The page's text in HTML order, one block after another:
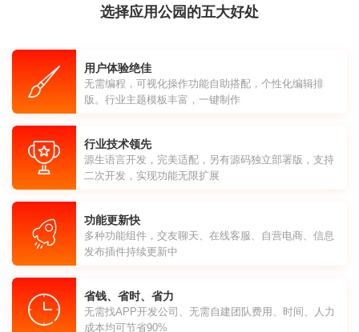
选择应用公园的五大好处
用户体验绝佳
无需编程，可视化操作功能自助搭配，个性化编辑排
版。行业主题模板丰富，一键制作
行业技术领先
源生语言开发，完美适配，另有源码独立部署版，支持
二次开发，实现功能无限扩展
功能更新快
多种功能组件，交友聊天、在线客服、自营电商、信息
发布插件持续更新中
省钱、省时、省力
无需找APP开发公司、无需自建团队费用、时间、人力
成本均可节省90%